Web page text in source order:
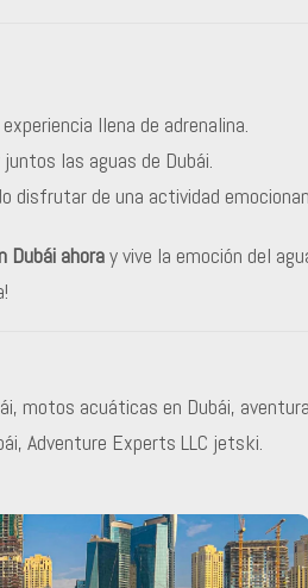
llena de adrenalina.
las aguas de Dubái.
disfrutar de una actividad
Dubái ahoray vive la emoción del
motos acuáticas en Dubái,
Adventure Experts LLC jetski.